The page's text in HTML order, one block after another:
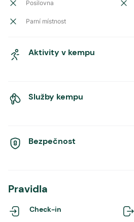
Posilovna
Parní místnost
Aktivity v kempu
Služby kempu
Bezpečnost
Pravidla
Check-in